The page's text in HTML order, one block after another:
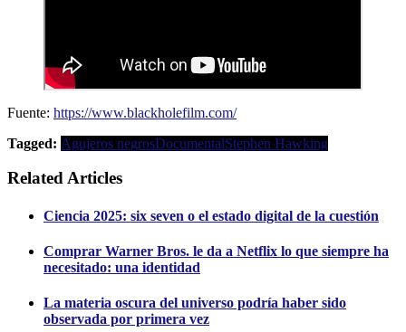
Fuente: https://www.blackholefilm.com/
Tagged: Agujeros negrosDocumentalStephen Hawking
Related Articles
Ciencia 2025: six seven o el estado digital de la cuestión
Comprar Warner Bros. le da a Netflix lo que siempre ha
necesitado: una identidad
La materia oscura del universo podría haber sido
observada por primera vez